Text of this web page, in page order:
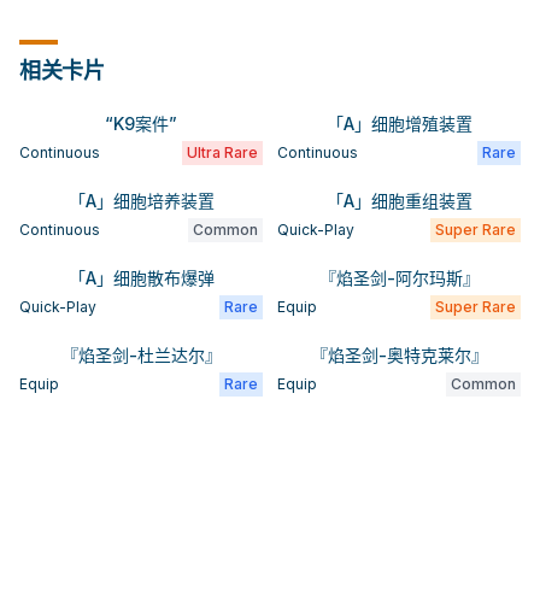
相关卡片
“K9案件”
Continuous Ultra Rare
「A」细胞增殖装置
Continuous Rare
「A」细胞培养装置
Continuous Common
「A」细胞重组装置
Quick-Play Super Rare
「A」细胞散布爆弹
Quick-Play Rare
『焰圣剑-阿尔玛斯』
Equip Super Rare
『焰圣剑-杜兰达尔』
Equip Rare
『焰圣剑-奥特克莱尔』
Equip Common